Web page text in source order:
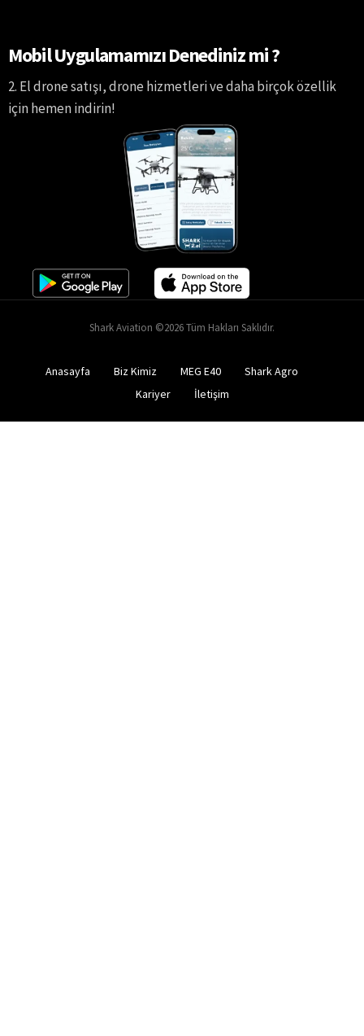
Mobil Uygulamamızı Denediniz mi ?
2. El drone satışı, drone hizmetleri ve daha birçok özellik
için hemen indirin!
Shark Aviation ©2026 Tüm Hakları Saklıdır.
Anasayfa Biz Kimiz MEG E40
Shark Agro
Kariyer
İletişim